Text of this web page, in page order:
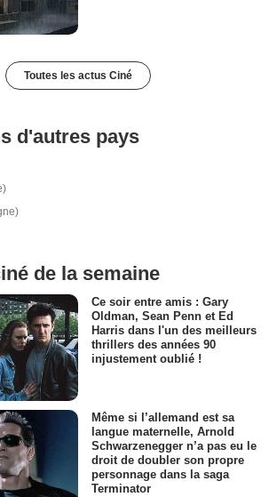
Toutes les actus Ciné
d'autres pays
de la semaine
Ce soir entre amis : Gary
Oldman, Sean Penn et Ed
Harris dans l'un des meilleurs
thrillers des années 90
injustement oublié !
Même si l’allemand est sa
langue maternelle, Arnold
Schwarzenegger n’a pas eu le
droit de doubler son propre
personnage dans la saga
Terminator